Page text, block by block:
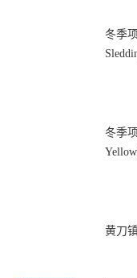
冬季
冬季
黄刀